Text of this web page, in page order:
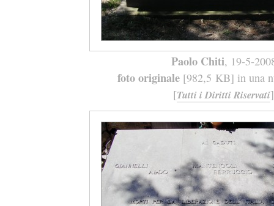
Paolo Chiti, 19-5-
foto originale [982,5 KB] in una
[Tutti i Diritti Riservati]